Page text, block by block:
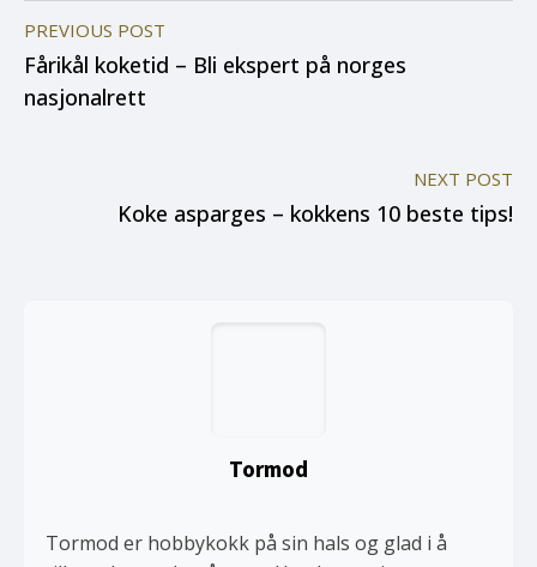
PREVIOUS POST
Fårikål koketid – Bli ekspert på norges
nasjonalrett
NEXT POST
Koke asparges – kokkens 10 beste tips!
Tormod
Tormod er hobbykokk på sin hals og glad i å